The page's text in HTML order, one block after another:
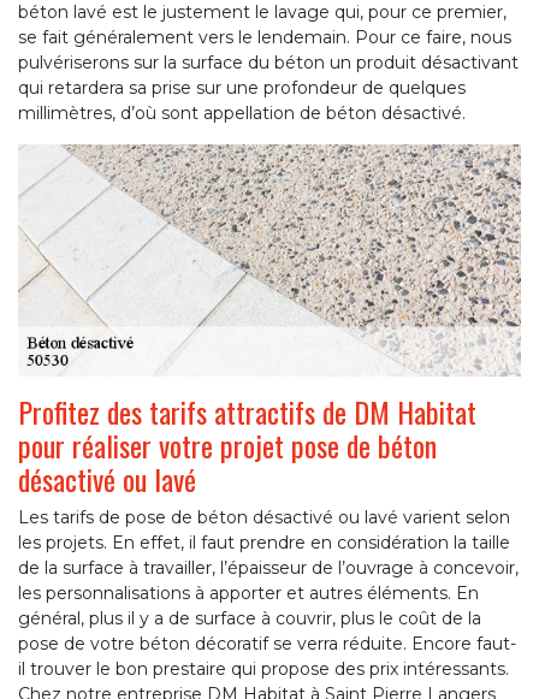
béton lavé est le justement le lavage qui, pour ce premier,
se fait généralement vers le lendemain. Pour ce faire, nous
pulvériserons sur la surface du béton un produit désactivant
qui retardera sa prise sur une profondeur de quelques
millimètres, d’où sont appellation de béton désactivé.
Profitez des tarifs attractifs de DM Habitat
pour réaliser votre projet pose de béton
désactivé ou lavé
Les tarifs de pose de béton désactivé ou lavé varient selon
les projets. En effet, il faut prendre en considération la taille
de la surface à travailler, l’épaisseur de l’ouvrage à concevoir,
les personnalisations à apporter et autres éléments. En
général, plus il y a de surface à couvrir, plus le coût de la
pose de votre béton décoratif se verra réduite. Encore faut-
il trouver le bon prestaire qui propose des prix intéressants.
Chez notre entreprise DM Habitat à Saint Pierre Langers